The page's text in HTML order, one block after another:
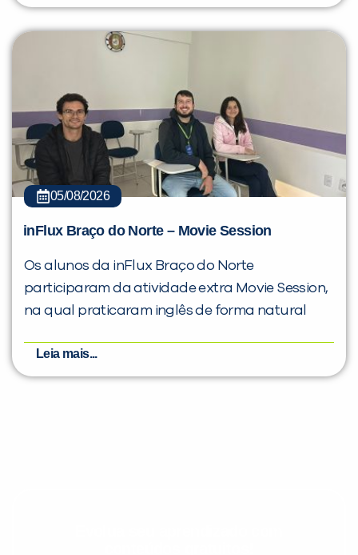
05/08/2026
inFlux Braço do Norte – Movie Session
Os alunos da inFlux Braço do Norte
participaram da atividade extra Movie Session,
na qual praticaram inglês de forma natural
Leia mais...